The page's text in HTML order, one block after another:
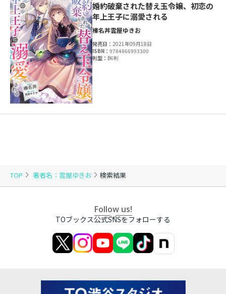
TOP 著者名：雲屋ゆきお 検索結果
婚約破棄された替え玉令嬢、初恋の
年上王子に溺愛される
榛名丼雲屋ゆきお
発売日：2021年09月18日
ISBN：9784866993300
判型： B6判
Follow us!
TOブックス公式SNSをフォローする